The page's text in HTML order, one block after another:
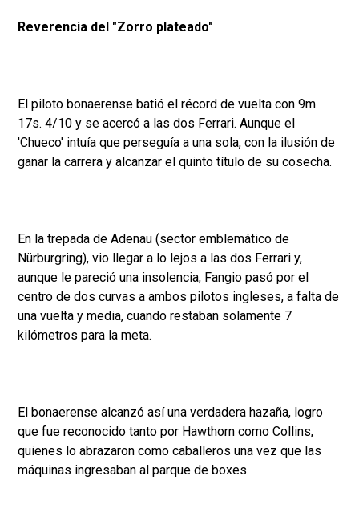
Reverencia del "Zorro plateado"
El piloto bonaerense batió el récord de vuelta con 9m.
17s. 4/10 y se acercó a las dos Ferrari. Aunque el
'Chueco' intuía que perseguía a una sola, con la ilusión de
ganar la carrera y alcanzar el quinto título de su cosecha.
En la trepada de Adenau (sector emblemático de
Nürburgring), vio llegar a lo lejos a las dos Ferrari y,
aunque le pareció una insolencia, Fangio pasó por el
centro de dos curvas a ambos pilotos ingleses, a falta de
una vuelta y media, cuando restaban solamente 7
kilómetros para la meta.
El bonaerense alcanzó así una verdadera hazaña, logro
que fue reconocido tanto por Hawthorn como Collins,
quienes lo abrazaron como caballeros una vez que las
máquinas ingresaban al parque de boxes.